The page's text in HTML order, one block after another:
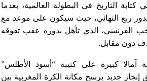
التاريخ في البطولة العالمية، بعدما
ربع النهائي، حيث سيكون على موعد مع
الفرنسي، الذي تأهل بدوره عقب تفوقه
دون مقابل.
آمالا كبيرة على كتيبة “أسود الأطلس”
إنجاز جديد يرسخ مكانة الكرة المغربية بين